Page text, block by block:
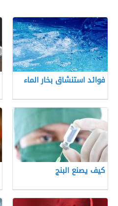
فوائد استنشاق بخار الماء
كيف يصنع البنج